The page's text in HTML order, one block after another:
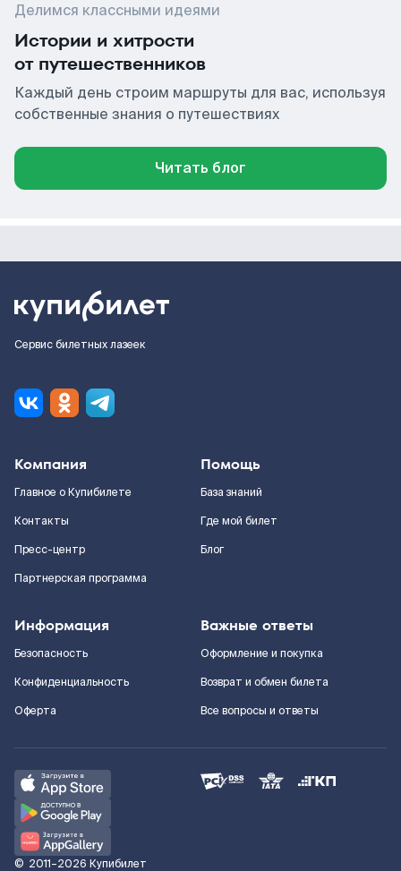
Делимся классными идеями
Истории и хитрости
от путешественников
Каждый день строим маршруты для вас, используя
собственные знания о путешествиях
Читать блог
Сервис билетных лазеек
Компания
Главное о Купибилете
Контакты
Пресс-центр
Партнерская программа
Помощь
База знаний
Где мой билет
Блог
Информация
Безопасность
Конфиденциальность
Оферта
Важные ответы
Оформление и покупка
Возврат и обмен билета
Все вопросы и ответы
© 2011–2026 Купибилет